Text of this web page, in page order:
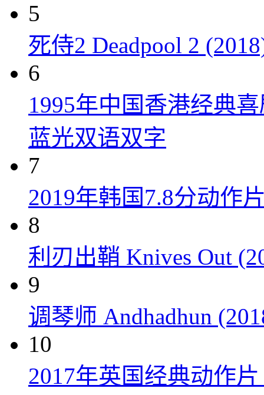
5
死侍2 Deadpool 2
6
1995年中国香港经典
蓝光双语双字
7
2019年韩国7.8分动作
8
利刃出鞘 Knives Out
9
调琴师 Andhadhun
10
2017年英国经典动作